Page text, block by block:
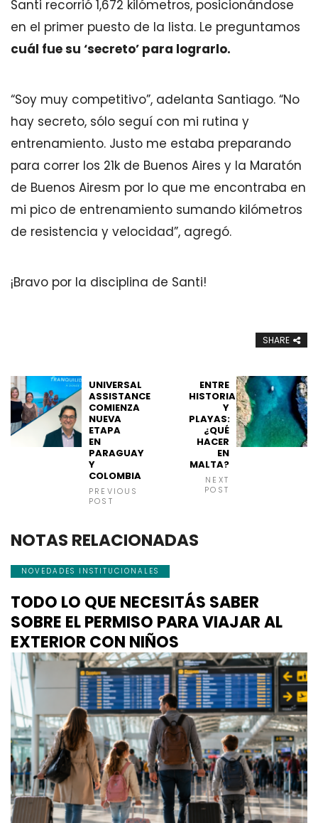
Santi recorrió 1,672 kilómetros, posicionándose
en el primer puesto de la lista. Le preguntamos
cuál fue su ‘secreto’ para lograrlo.
“Soy muy competitivo”, adelanta Santiago. “No
hay secreto, sólo seguí con mi rutina y
entrenamiento. Justo me estaba preparando
para correr los 21k de Buenos Aires y la Maratón
de Buenos Airesm por lo que me encontraba en
mi pico de entrenamiento sumando kilómetros
de resistencia y velocidad”, agregó.
¡Bravo por la disciplina de Santi!
SHARE
UNIVERSAL
ASSISTANCE
COMIENZA
NUEVA
ETAPA
EN
PARAGUAY
Y
COLOMBIA
PREVIOUS
POST
ENTRE
HISTORIA
Y
PLAYAS:
¿QUÉ
HACER
EN
MALTA?
NEXT
POST
NOTAS RELACIONADAS
NOVEDADES INSTITUCIONALES
TODO LO QUE NECESITÁS SABER
SOBRE EL PERMISO PARA VIAJAR AL
EXTERIOR CON NIÑOS